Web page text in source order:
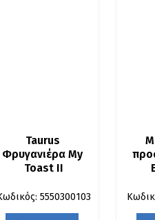
Taurus
Φρυγανιέρα My
Toast II
5550300103